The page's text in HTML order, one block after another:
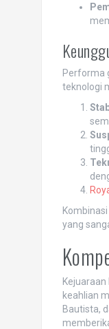
Performa
teknologi
yang
keahlian
Bautista,